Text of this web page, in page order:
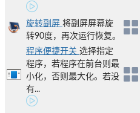
旋转副屏 将副屏屏幕旋
转90度，再次运行恢复。
程序便捷开关 选择指定
程序，若程序在前台则最
小化，否则最大化。若没
有...